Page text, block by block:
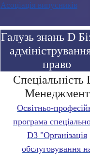
Асоціація випусників
Галузь знань D
право
Спеціальність
Менеджмент
Освітньо-
програма
D3 "Організація
обслуговування